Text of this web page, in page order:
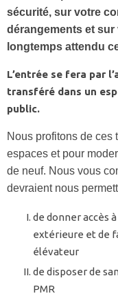
sécurité, sur votre
dérangements et
longtemps attendu
L’entrée se fera par
transféré dans un
public.
Nous profitons de ces
espaces et pour
de neuf. Nous vous
devraient nous
de donner accès
extérieure et de
élévateur
de disposer de
PMR